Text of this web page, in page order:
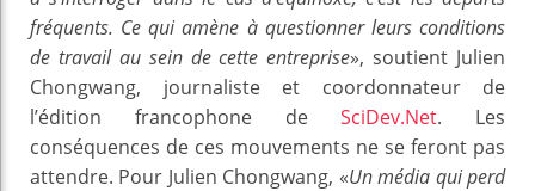
fréquents. Ce qui amène à questionner leurs conditions
de travail au sein de cette entreprise», soutient Julien
Chongwang, journaliste et coordonnateur de
l’édition francophone deSciDev.Net. Les
conséquences de ces mouvements ne se feront pas
attendre. Pour Julien Chongwang, «Un média qui perd